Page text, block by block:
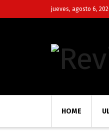
jueves, agosto 6,
HOME